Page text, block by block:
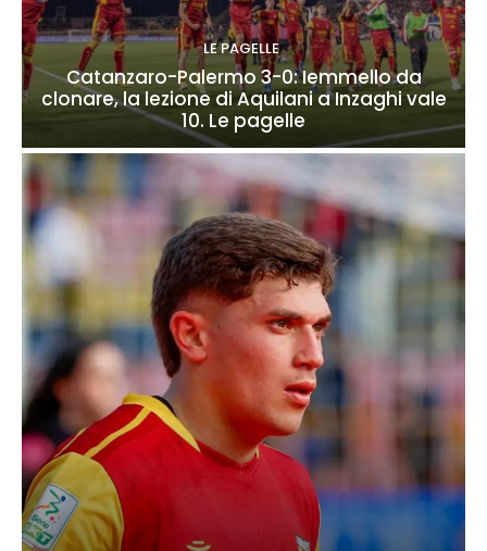
LE PAGELLE
Catanzaro-Palermo 3-0: Iemmello da
clonare, la lezione di Aquilani a Inzaghi vale
10. Le pagelle